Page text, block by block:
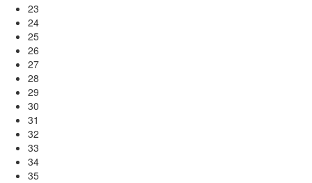
23
24
25
26
27
28
29
30
31
32
33
34
35